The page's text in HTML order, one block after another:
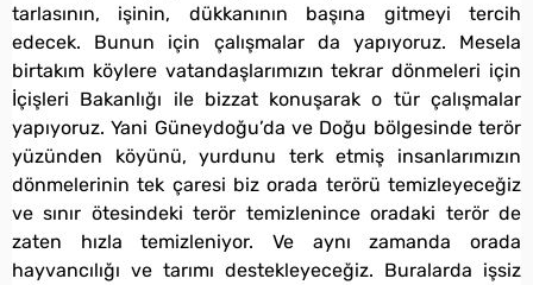
tarlasının, işinin, dükkanının başına gitmeyi tercih
edecek. Bunun için çalışmalar da yapıyoruz. Mesela
birtakım köylere vatandaşlarımızın tekrar dönmeleri için
İçişleri Bakanlığı ile bizzat konuşarak o tür çalışmalar
yapıyoruz. Yani Güneydoğu’da ve Doğu bölgesinde terör
yüzünden köyünü, yurdunu terk etmiş insanlarımızın
dönmelerinin tek çaresi biz orada terörü temizleyeceğiz
ve sınır ötesindeki terör temizlenince oradaki terör de
zaten hızla temizleniyor. Ve aynı zamanda orada
hayvancılığı ve tarımı destekleyeceğiz. Buralarda işsiz